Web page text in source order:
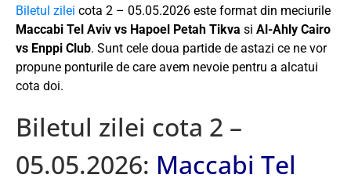
Biletul zilei cota 2 – 05.05.2026 este format din meciurile
Maccabi Tel Aviv vs Hapoel Petah Tikva si Al-Ahly Cairo
vs Enppi Club. Sunt cele doua partide de astazi ce ne vor
propune ponturile de care avem nevoie pentru a alcatui
cota doi.
Biletul zilei cota 2 –
05.05.2026: Maccabi Tel